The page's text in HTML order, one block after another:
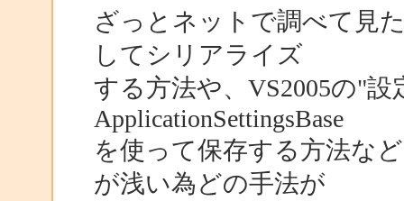
ざっとネットで調べて見
してシリアライズ
する方法や、VS2005の"
ApplicationSettingsBase
を使って保存する方法な
が浅い為どの手法が